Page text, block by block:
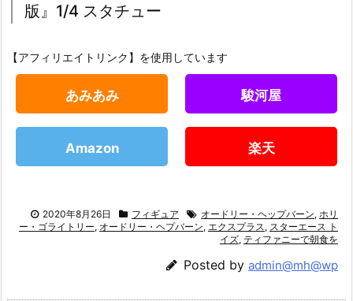
版』1/4 スタチュー
【アフィリエイトリンク】を使用しています
あみあみ 駿河屋
Amazon 楽天
2020年8月26日 フィギュア オードリー・ヘップバーン, ホリ
ー・ゴライトリー, オードリー・ヘプバーン, エクスプラス , スターエース ト
イズ, ティファニーで朝食を
Posted by admin@mh@wp